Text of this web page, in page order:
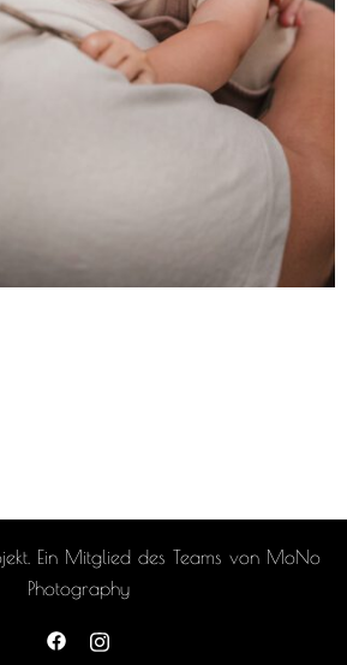
Ein Mitglied des Teams von MoNo
Photography